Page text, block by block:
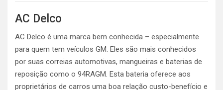
AC Delco
AC Delco é uma marca bem conhecida – especialmente
para quem tem veículos GM. Eles são mais conhecidos
por suas correias automotivas, mangueiras e baterias de
reposição como o 94RAGM. Esta bateria oferece aos
proprietários de carros uma boa relação custo-benefício e